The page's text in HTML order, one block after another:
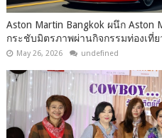
Aston Martin Bangkok ผนึก Aston
กระชับมิตรภาพผ่านกิจกรรมท่องเที่
May 26, 2026 undefined